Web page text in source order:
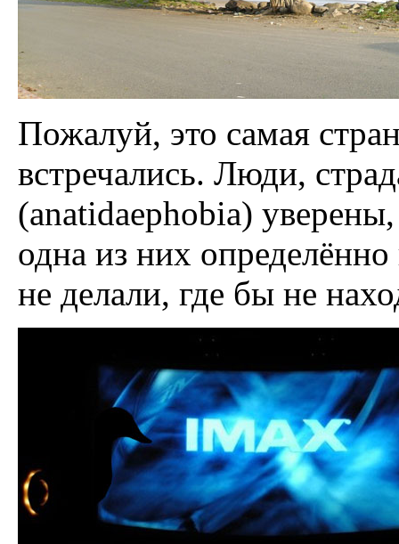
Пожалуй, это самая
встречались. Люди,
(anatidaephobia) уверены,
одна из них
не делали, где бы не